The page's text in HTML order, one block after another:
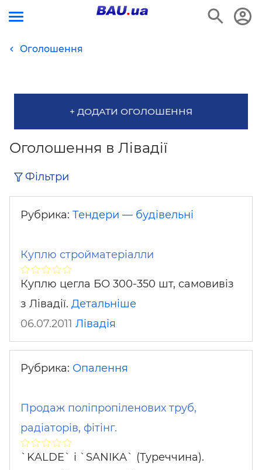
Оголошення
+ ДОДАТИ ОГОЛОШЕННЯ
Оголошення в Лівадії
Фільтри
Рубрика: Тендери — будівельні
Куплю стройматеріалли
Куплю цегла БО 300-350 шт, самовивіз
з Лівадії. Детальніше
06.07.2011 Лівадія
Рубрика: Опалення
Продаж поліпропіленових труб,
радіаторів, фітінг.
`KALDE` і `SANIKA` (Туреччина).